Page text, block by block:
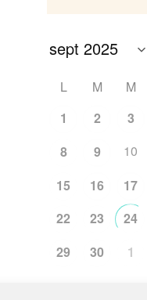
L M M
1
2 3
8
9 10
15
16 17
22
23 24
29
30 1